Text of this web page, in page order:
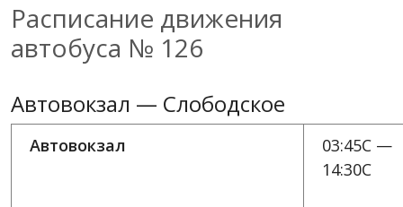
Расписание движения
автобуса № 126
Автовокзал — Слободское
Автовокзал
03:45C —
14:30C